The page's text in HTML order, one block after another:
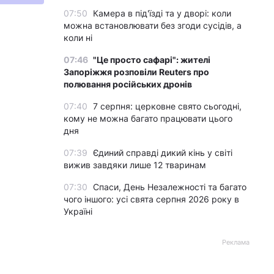
07:50
Камера в під'їзді та у дворі: коли
можна встановлювати без згоди сусідів, а
коли ні
07:46 "Це просто сафарі": жителі
Запоріжжя розповіли Reuters про
полювання російських дронів
07:40 7 серпня: церковне свято сьогодні,
кому не можна багато працювати цього
дня
07:39 Єдиний справді дикий кінь у світі
вижив завдяки лише 12 тваринам
07:30 Спаси, День Незалежності та багато
чого іншого: усі свята серпня 2026 року в
Україні
Реклама